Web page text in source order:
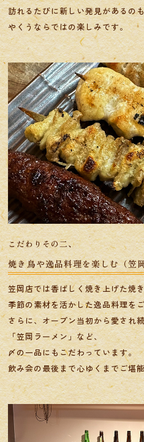
訪れるたびに新しい発見があるの
​​​​​​​やくうならではの楽しみです。
こだわりその二、
焼き鳥や逸品料理を楽しむ（笠
笠岡店では香ばしく焼き上げた焼
季節の素材を活かした逸品料理を
さらに、オープン当初から愛され
「笠岡ラーメン」など、
​​​​​​​〆の一品にもこだわっています。
飲み会の最後まで心ゆくまでご堪